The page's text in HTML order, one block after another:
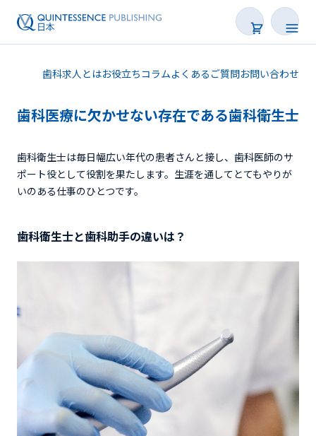
歯科求人を探す
歯科求人とはお役立ちコラムよくあるご質問お問い合わせ
歯科医療に欠かせない存在である歯科衛生士
歯科衛生士は毎日幅広い年代の患者さんと接し、歯科医師のサ
ポート役として役割を果たします。生涯を通してとてもやりが
いのある仕事のひとつです。
歯科衛生士と歯科助手の違いは？